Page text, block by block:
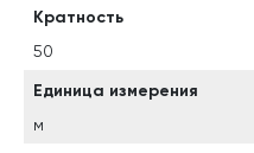
Кратность
50
Единица измерения
м